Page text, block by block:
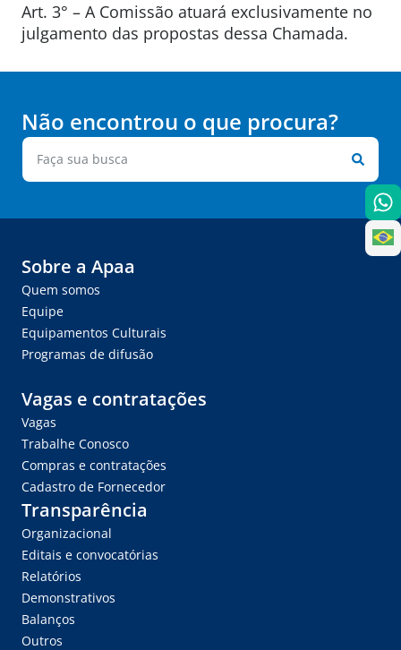
Art. 3° – A Comissão atuará exclusivamente no
julgamento das propostas dessa Chamada.
Não encontrou o que procura?
Sobre a Apaa
Quem somos
Equipe
Equipamentos Culturais
Programas de difusão
Vagas e contratações
Vagas
Trabalhe Conosco
Compras e contratações
Cadastro de Fornecedor
Transparência
Organizacional
Editais e convocatórias
Relatórios
Demonstrativos
Balanços
Outros